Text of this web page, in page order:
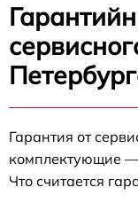
Гарантия от
комплектующие
Что считается